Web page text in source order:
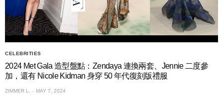
CELEBRITIES
2024 Met Gala 造型盤點：Zendaya 連換兩套、Jennie 二度參
加，還有 Nicole Kidman 身穿 50 年代復刻版禮服
ZIMMER L. MAY 7, 2024